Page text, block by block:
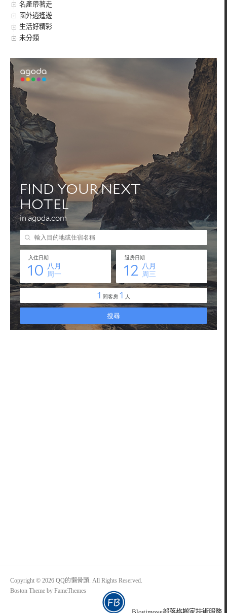
名產帶著走
國外逍遙遊
生活好精彩
未分類
Copyright © 2026 QQ的懶骨頭. All Rights Reserved.
Boston Theme by FameThemes